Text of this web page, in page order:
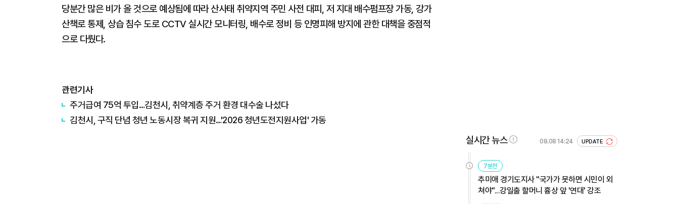
당분간 많은 비가 올 것으로 예상됨에 따라 산사태 취약지역 주민 사전 대피, 저 지대 배수펌프장 가동, 강가
산책로 통제, 상습 침수 도로 CCTV 실시간 모니터링, 배수로 정비 등 인명피해 방지에 관한 대책을 중점적
으로 다뤘다.
관련기사
주거급여 75억 투입…김천시, 취약계층 주거 환경 대수술 나섰다
김천시, 구직 단념 청년 노동시장 복귀 지원…'2026 청년도전지원사업' 가동
실시간 뉴스 08.08 14:24 UPDATE
7분전
추미애 경기도지사 "국가가 못하면 시민이 외
쳐야"...강일출 할머니 흉상 앞 '연대' 강조